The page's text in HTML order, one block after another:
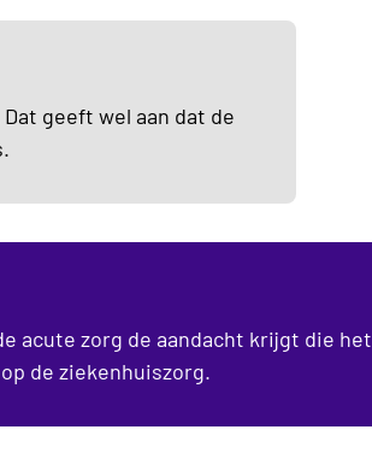
geeft wel aan dat de
acute zorg de aandacht krijgt die het
de ziekenhuiszorg.